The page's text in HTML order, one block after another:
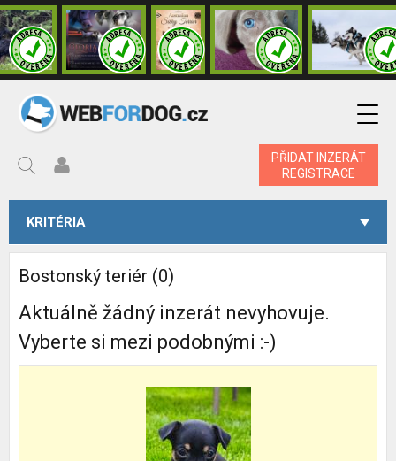
PŘIDAT INZERÁT
REGISTRACE
KRITÉRIA
Bostonský teriér (0)
Aktuálně žádný inzerát nevyhovuje.
Vyberte si mezi podobnými :-)